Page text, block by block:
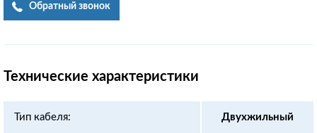
Обратный звонок
Технические характеристики
Тип кабеля: Двухжильный